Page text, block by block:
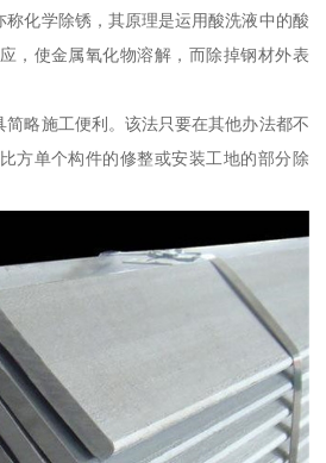
称化学除锈，其原理是运用酸洗液中的酸
，使金属氧化物溶解，而除掉钢材外表
简略施工便利。该法只要在其他办法都不
方单个构件的修整或安装工地的部分除